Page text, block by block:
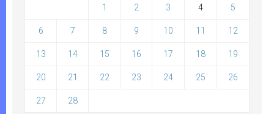
1 2 3 4 5
6 7 8 9 10 11 12
13 14 15 16 17 18 19
20 21 22 23 24 25 26
27 28